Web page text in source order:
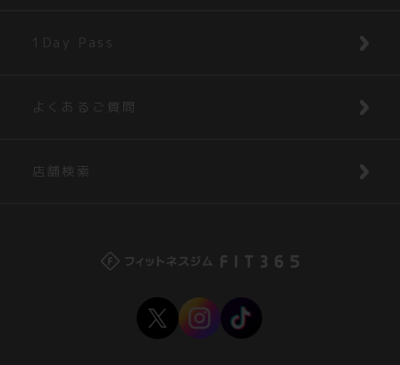
1Day Pass
よくあるご質問
店舗検索